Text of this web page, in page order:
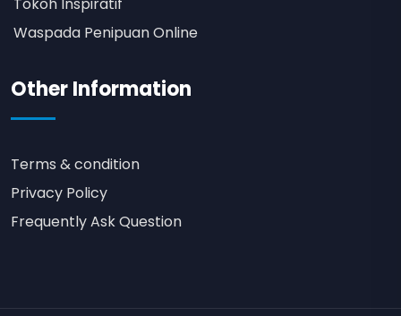
Tokoh Inspiratif
Waspada Penipuan Online
Other Information
Terms & condition
Privacy Policy
Frequently Ask Question